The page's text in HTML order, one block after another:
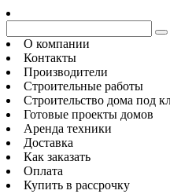
О компании
Контакты
Производители
Строительные работы
Строительство дома под
Готовые проекты домов
Аренда техники
Доставка
Как заказать
Оплата
Купить в рассрочку